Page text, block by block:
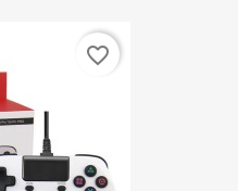
favorite_border